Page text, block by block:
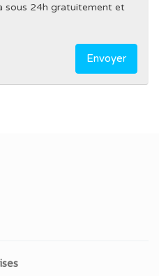
sous 24h gratuitement et
Envoyer